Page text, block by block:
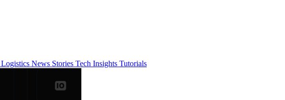
Logistics News Stories Tech Insights Tutorials